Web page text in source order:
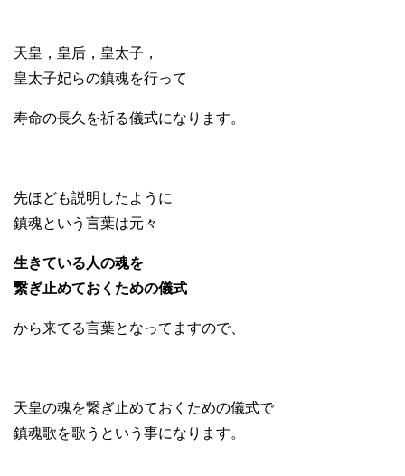
天皇，皇后，皇太子，
皇太子妃らの鎮魂を行って
寿命の長久を祈る儀式になります。
先ほども説明したように
鎮魂という言葉は元々
生きている人の魂を
繋ぎ止めておくための儀式
から来てる言葉となってますので、
天皇の魂を繋ぎ止めておくための儀式で
鎮魂歌を歌うという事になります。